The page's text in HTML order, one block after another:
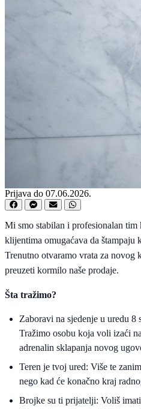
Prijava do 07.06.2026.
Mi smo stabilan i profesionalan
klijentima omugaćava da štampaju
Trenutno otvaramo vrata za
preuzeti kormilo naše prodaje.
Šta tražimo?
Zaboravi na sjedenje u uredu 8
Tražimo osobu koja voli izaći
adrenalin sklapanja novog
Teren je tvoj ured: Više te
nego kad će konačno kraj
Brojke su ti prijatelji: Voliš